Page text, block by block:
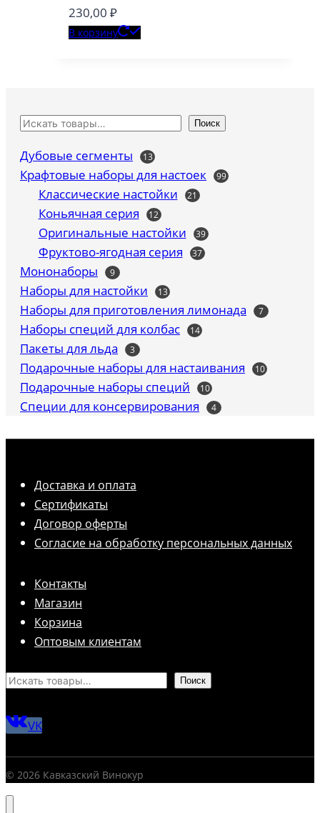
230,00 ₽
В корзину
Поиск
Дубовые сегменты 1313
Крафтовые наборы для настоек 9999
Классические настойки 2121
Коньячная серия 1212
товаров
Оригинальные настойки 3939
Фруктово-ягодная серия 3737
Мононаборы 99
товаров
Наборы для настойки 1313
Наборы для приготовления лимонада 77
Наборы специй для колбас 1414
Пакеты для льда 3 3
Подарочные наборы для настаивания 1010
Подарочные наборы специй 1010
товаров
Специи для консервирования 44
Доставка и оплата
Сертификаты
Договор оферты
Согласие на обработку персональных данных
Контакты
Магазин
Корзина
Оптовым клиентам
Поиск
VK
© 2026 Кавказский Винокур